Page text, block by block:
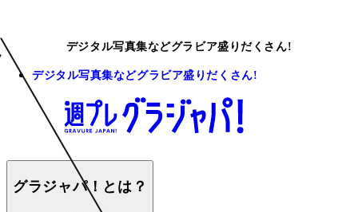
デジタル写真集などグラビア盛りだくさん!
デジタル写真集などグラビア盛りだくさん!
グラジャパ！とは？